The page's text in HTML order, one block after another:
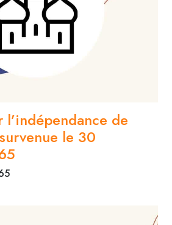
l’indépendance de
le 30